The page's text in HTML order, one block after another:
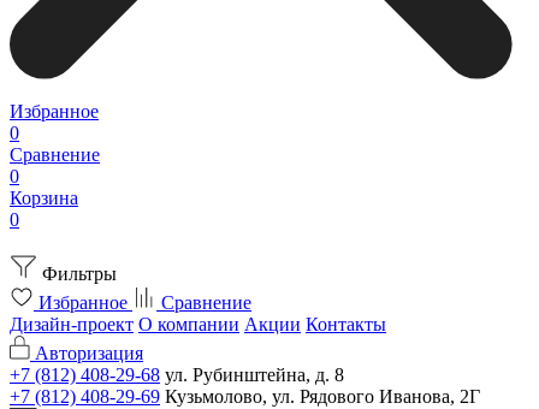
Избранное
0
Сравнение
0
Корзина
0
Фильтры
Избранное
Сравнение
Дизайн-проект О компании Акции Контакты
Авторизация
+7 (812) 408-29-68 ул. Рубинштейна, д. 8
+7 (812) 408-29-69 Кузьмолово, ул. Рядового Иванова, 2Г